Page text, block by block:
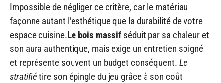
Impossible de négliger ce critère, car le matériau
façonne autant l’esthétique que la durabilité de votre
espace cuisine.Le bois massif séduit par sa chaleur et
son aura authentique, mais exige un entretien soigné
et représente souvent un budget conséquent. Le
stratifiétire son épingle du jeu grâce à son coût